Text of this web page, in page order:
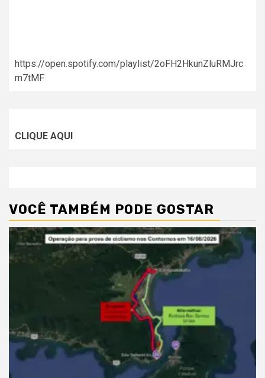
https://open.spotify.com/playlist/2oFH2HkunZluRMJrc
m7tMF
CLIQUE AQUI
VOCÊ TAMBÉM PODE GOSTAR